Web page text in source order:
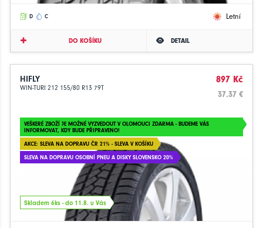
D C Letní
DO KOŠÍKU DETAIL
HIFLY
WIN-TURI 212 155/80 R13 79T
897 Kč
37.37 €
VEŠKERÉ ZBOŽÍ JE MOŽNÉ VYZVEDOUT V OLOMOUCI ZDARMA - BUDEME VÁS
INFORMOVAT, KDY BUDE PŘIPRAVENO!
AKCE: SLEVA NA DOPRAVU ČR 21% - SLEVA V KOŠÍKU
SLEVA NA DOPRAVU OSOBNÍ PNEU A DISKY SLOVENSKO 20%
Skladem 6ks - do 11.8. u Vás